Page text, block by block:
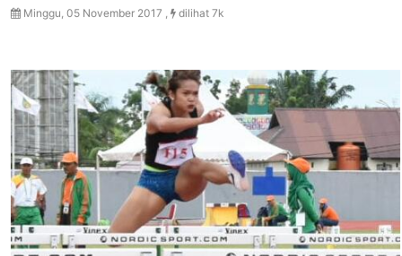
Minggu, 05 November 2017 , dilihat 7k